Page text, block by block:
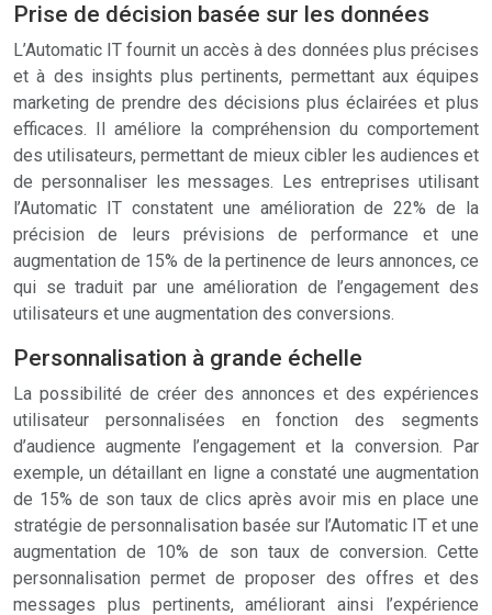
Prise de décision basée sur les données
L’Automatic IT fournit un accès à des données plus précises
et à des insights plus pertinents, permettant aux équipes
marketing de prendre des décisions plus éclairées et plus
efficaces. Il améliore la compréhension du comportement
des utilisateurs, permettant de mieux cibler les audiences et
de personnaliser les messages. Les entreprises utilisant
l’Automatic IT constatent une amélioration de 22% de la
précision de leurs prévisions de performance et une
augmentation de 15% de la pertinence de leurs annonces, ce
qui se traduit par une amélioration de l’engagement des
utilisateurs et une augmentation des conversions.
Personnalisation à grande échelle
La possibilité de créer des annonces et des expériences
utilisateur personnalisées en fonction des segments
d’audience augmente l’engagement et la conversion. Par
exemple, un détaillant en ligne a constaté une augmentation
de 15% de son taux de clics après avoir mis en place une
stratégie de personnalisation basée sur l’Automatic IT et une
augmentation de 10% de son taux de conversion. Cette
personnalisation permet de proposer des offres et des
messages plus pertinents, améliorant ainsi l’expérience